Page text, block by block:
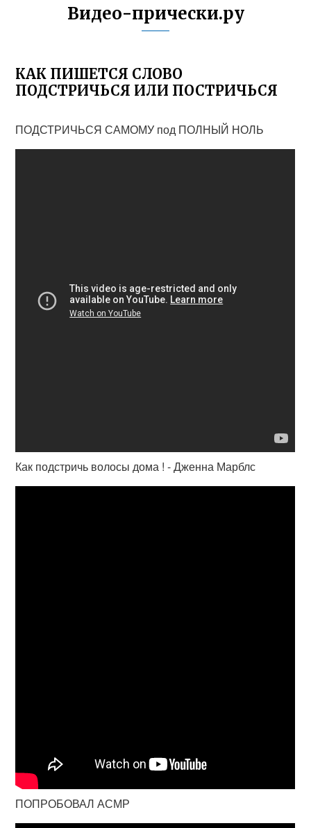
Видео-прически.ру
КАК ПИШЕТСЯ СЛОВО
ПОДСТРИЧЬСЯ ИЛИ ПОСТРИЧЬСЯ
ПОДСТРИЧЬСЯ САМОМУ под ПОЛНЫЙ НОЛЬ
Как подстричь волосы дома ! - Дженна Марблс
ПОПРОБОВАЛ АСМР